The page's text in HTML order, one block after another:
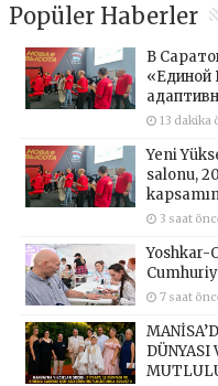
Popüler Haberler
В
«Единой
13 dakika
Yeni
salonu,
3 saat
Yoshkar-
7 saat
DÜNYASI